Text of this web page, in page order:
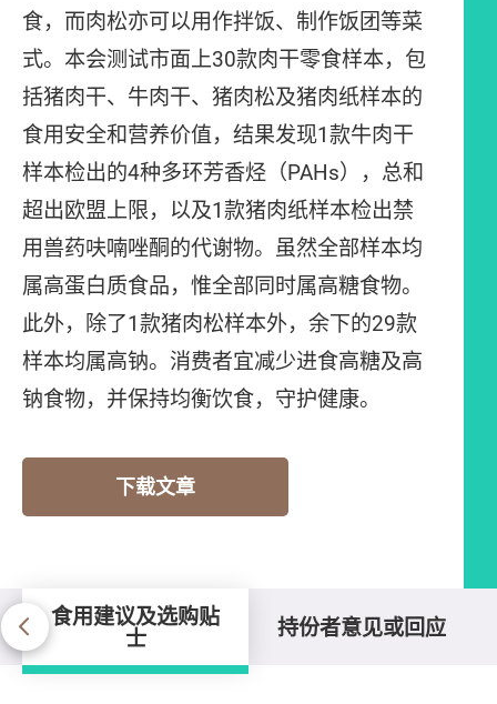
食，而肉松亦可以用作拌饭、制作饭团等菜
式。本会测试市面上30款肉干零食样本，包
括猪肉干、牛肉干、猪肉松及猪肉纸样本的
食用安全和营养价值，结果发现1款牛肉干
样本检出的4种多环芳香烃（PAHs），总和
超出欧盟上限，以及1款猪肉纸样本检出禁
用兽药呋喃唑酮的代谢物。虽然全部样本均
属高蛋白质食品，惟全部同时属高糖食物。
此外，除了1款猪肉松样本外，余下的29款
样本均属高钠。消费者宜减少进食高糖及高
钠食物，并保持均衡饮食，守护健康。
下载文章
食用建议及选购贴
士 持份者意见或回应
食用建议及选购贴士